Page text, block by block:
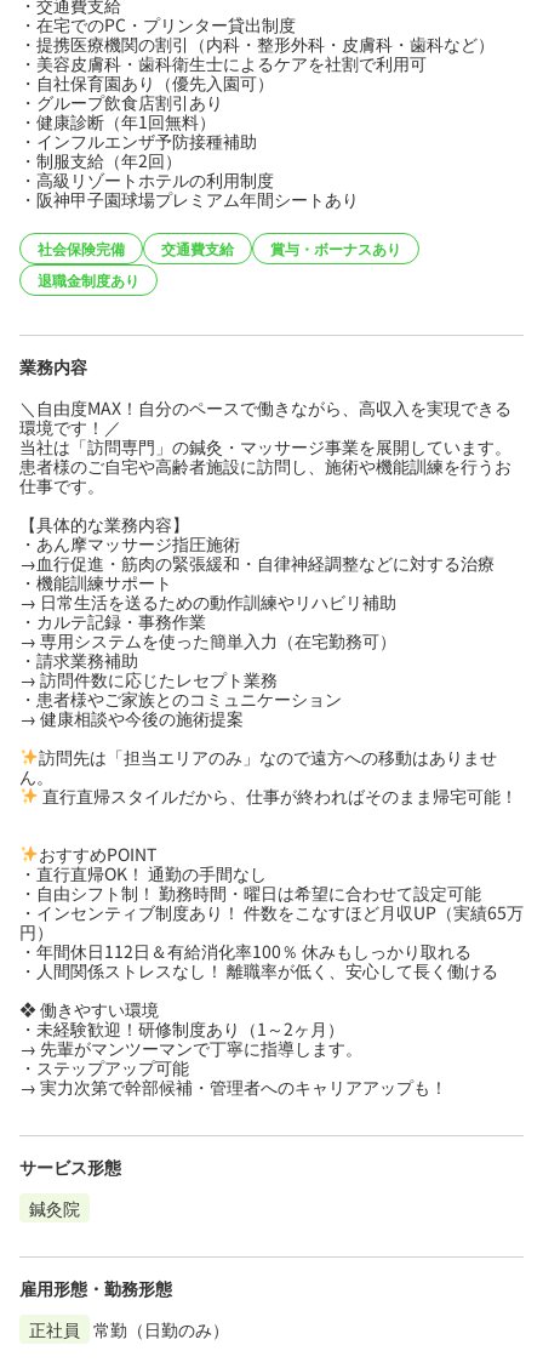
・在宅でのPC・プリンター貸出制度
・提携医療機関の割引（内科・整形外科・皮膚科・歯科など）
・美容皮膚科・歯科衛生士によるケアを社割で利用可
・自社保育園あり（優先入園可）
・グループ飲食店割引あり
・健康診断（年1回無料）
・インフルエンザ予防接種補助
・制服支給（年2回）
・高級リゾートホテルの利用制度
・阪神甲子園球場プレミアム年間シートあり
社会保険完備 交通費支給
賞与・ボーナスあり
退職金制度あり
業務内容
＼自由度MAX！自分のペースで働きながら、高収入を実現できる
環境です！／
当社は「訪問専門」の鍼灸・マッサージ事業を展開しています。
患者様のご自宅や高齢者施設に訪問し、施術や機能訓練を行うお
仕事です。
【具体的な業務内容】
・あん摩マッサージ指圧施術
→血行促進・筋肉の緊張緩和・自律神経調整などに対する治療
・機能訓練サポート
→ 日常生活を送るための動作訓練やリハビリ補助
・カルテ記録・事務作業
→ 専用システムを使った簡単入力（在宅勤務可）
・請求業務補助
→ 訪問件数に応じたレセプト業務
・患者様やご家族とのコミュニケーション
→ 健康相談や今後の施術提案
訪問先は「担当エリアのみ」なので遠方への移動はありませ
ん。
直行直帰スタイルだから、仕事が終わればそのまま帰宅可能！
おすすめPOINT
・直行直帰OK！ 通勤の手間なし
・自由シフト制！ 勤務時間・曜日は希望に合わせて設定可能
・インセンティブ制度あり！ 件数をこなすほど月収UP（実績65万
円）
・年間休日112日＆有給消化率100％ 休みもしっかり取れる
・人間関係ストレスなし！ 離職率が低く、安心して長く働ける
❖ 働きやすい環境
・未経験歓迎！研修制度あり（1～2ヶ月）
→ 先輩がマンツーマンで丁寧に指導します。
・ステップアップ可能
→ 実力次第で幹部候補・管理者へのキャリアアップも！
サービス形態
鍼灸院
雇用形態・勤務形態
正社員
常勤（日勤のみ）